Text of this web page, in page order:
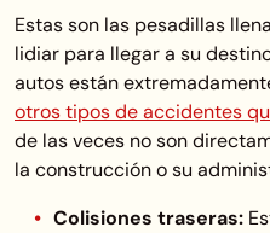
Estas son las pesadillas
lidiar para llegar a su
autos están
otros tipos de accidentes
de las veces no son
la construcción o su
Colisiones traseras: